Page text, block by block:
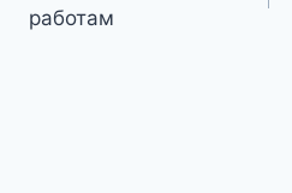
работам